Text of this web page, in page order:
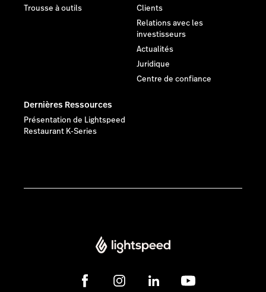
Trousse à outils
Clients
Relations avec les
investisseurs
Actualités
Juridique
Centre de confiance
Dernières Ressources
Présentation de Lightspeed
Restaurant K-Series